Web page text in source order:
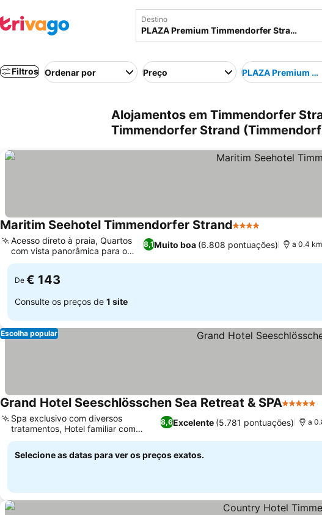
Destino
Filtros Ordenar por Preço PLAZA Premium
Alojamentos em Timmendorfer
Timmendorfer Strand
Maritim Seehotel Timmendorfer Strand4 Estrelas
8,1Muito boa (6.808 pontuações)
Acesso direto à praia, Quartos
com vista panorâmica para o
mar
a 0.4
De € 143
Consulte os preços de 1 site
Escolha popular
Grand Hotel Seeschlösschen Sea Retreat & SPA5 Estrelas
8,6Excelente (5.781 pontuações)
Spa exclusivo com diversos
tratamentos, Hotel familiar com
charme pessoal
a
Selecione as datas para ver os preços exatos.